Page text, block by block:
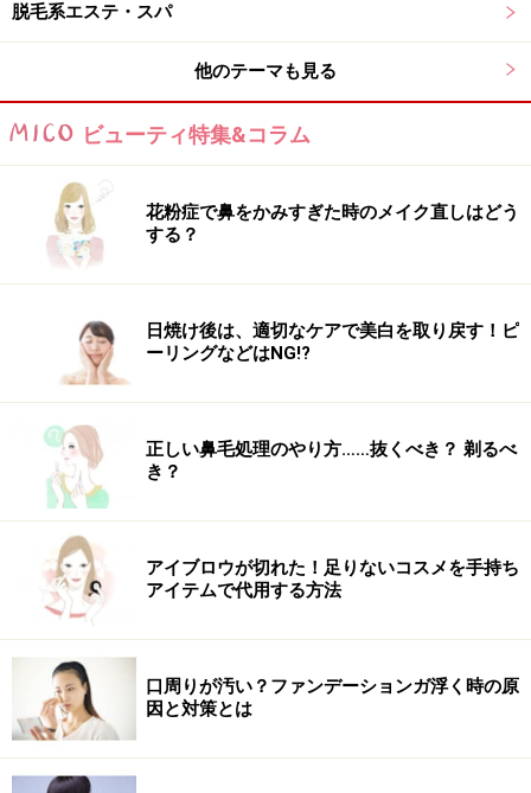
脱毛系エステ・スパ
他のテーマも見る
ビューティ特集&コラム
花粉症で鼻をかみすぎた時のメイク直しはどう
する？
日焼け後は、適切なケアで美白を取り戻す！ピ
ーリングなどはNG!?
正しい鼻毛処理のやり方……抜くべき？ 剃るべ
き？
アイブロウが切れた！足りないコスメを手持ち
アイテムで代用する方法
口周りが汚い？ファンデーションガ浮く時の原
因と対策とは